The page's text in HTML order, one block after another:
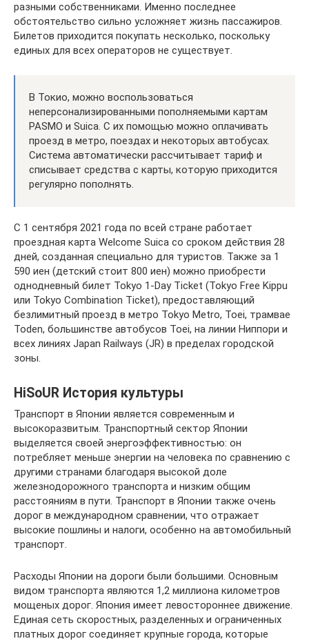
разными собственниками. Именно последнее
обстоятельство сильно усложняет жизнь пассажиров.
Билетов приходится покупать несколько, поскольку
единых для всех операторов не существует.
В Токио, можно воспользоваться
неперсонализированными пополняемыми картам
PASMO и Suica. С их помощью можно оплачивать
проезд в метро, поездах и некоторых автобусах.
Система автоматически рассчитывает тариф и
списывает средства с карты, которую приходится
регулярно пополнять.
С 1 сентября 2021 года по всей стране работает
проездная карта Welcome Suica со сроком действия 28
дней, созданная специально для туристов. Также за 1
590 иен (детский стоит 800 иен) можно приобрести
однодневный билет Tokyo 1-Day Ticket (Tokyo Free Kippu
или Tokyo Combination Ticket), предоставляющий
безлимитный проезд в метро Tokyo Metro, Toei, трамвае
Toden, большинстве автобусов Toei, на линии Ниппори и
всех линиях Japan Railways (JR) в пределах городской
зоны.
HiSoUR История культуры
Транспорт в Японии является современным и
высокоразвитым. Транспортный сектор Японии
выделяется своей энергоэффективностью: он
потребляет меньше энергии на человека по сравнению с
другими странами благодаря высокой доле
железнодорожного транспорта и низким общим
расстояниям в пути. Транспорт в Японии также очень
дорог в международном сравнении, что отражает
высокие пошлины и налоги, особенно на автомобильный
транспорт.
Расходы Японии на дороги были большими. Основным
видом транспорта являются 1,2 миллиона километров
мощеных дорог. Япония имеет левостороннее движение.
Единая сеть скоростных, разделенных и ограниченных
платных дорог соединяет крупные города, которые